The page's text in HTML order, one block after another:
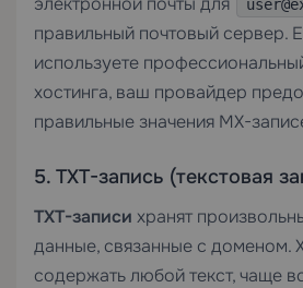
правильный почтовый сервер.
используете
хостинга, ваш провайдер
правильные значения MX-
5. TXT-запись (текстовая
TXT-записи хранят
данные, связанные с доменом.
содержать любой текст, чаще